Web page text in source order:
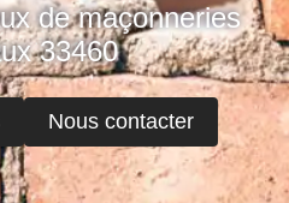
de maçonneries
33460
Nous contacter